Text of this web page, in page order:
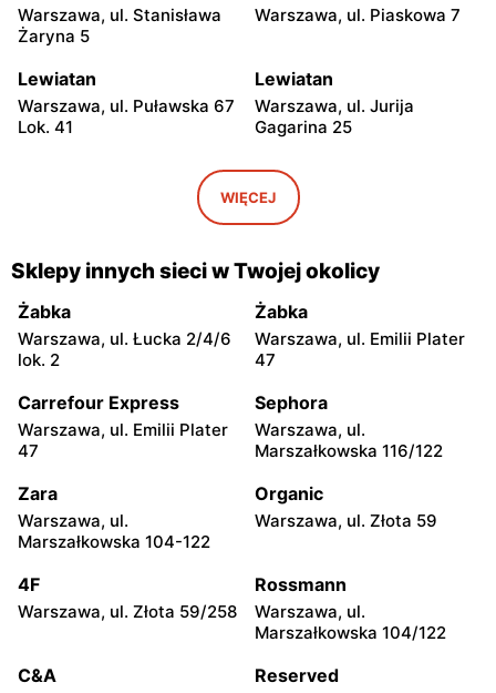
Warszawa, ul. Stanisława
Żaryna 5
Warszawa, ul. Piaskowa 7
Lewiatan
Warszawa, ul. Puławska 67
Lok. 41
Lewiatan
Warszawa, ul. Jurija
Gagarina 25
Warszawa, ul. Egipska 4
Lewiatan
Warszawa, ul. Elbląska 37
Warszawa, ul. Erazma
Ciołka 30
Warszawa, ul.
Międzyborska 48
Lewiatan
Warszawa, ul. Sabały 3
Lewiatan
Warszawa, ul. Majdańska 11
Lewiatan
Warszawa al. Stanów
Zjednoczonych 72 Lok. 4
Lewiatan
Warszawa, ul.
Bernardyńska 25
Lewiatan
Warszawa, ul. Bolesława
Podczaszyńskiego 1/3
Lewiatan
Warszawa, ul. Globusowa
Lewiatan
Warszawa, ul. Sonaty 5
Lewiatan
Warszawa, ul. Gen.
Tadeusza Pełczyńskiego 32
WIĘCEJ
Sklepy innych sieci w Twojej okolicy
Żabka
Warszawa, ul. Łucka 2/4/6
lok. 2
Żabka
Warszawa, ul. Emilii Plater
47
Carrefour Express
Warszawa, ul. Emilii Plater
47
Sephora
Warszawa, ul.
Marszałkowska 116/122
Zara
Warszawa, ul.
Marszałkowska 104-122
Organic
Warszawa, ul. Złota 59
4F
Warszawa, ul. Złota 59/258
Rossmann
Warszawa, ul.
Marszałkowska 104/122
C&A Reserved